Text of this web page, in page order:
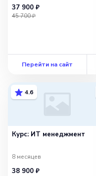
37 900 ₽
45 700 ₽
Перейти на сайт
4.6
Курс: ИТ менеджмент
8 месяцев
38 900 ₽